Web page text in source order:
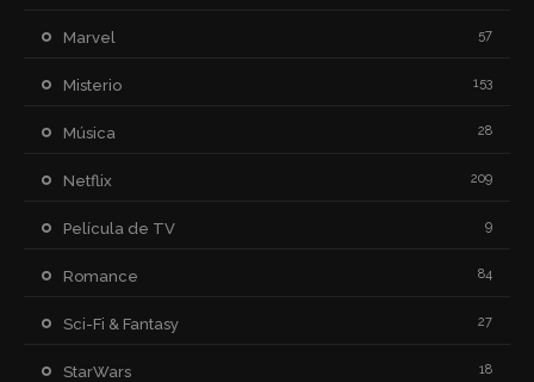
Marvel 57
Misterio 153
Música 28
Netflix 209
Película de TV 9
Romance 84
Sci-Fi & Fantasy 27
StarWars 18